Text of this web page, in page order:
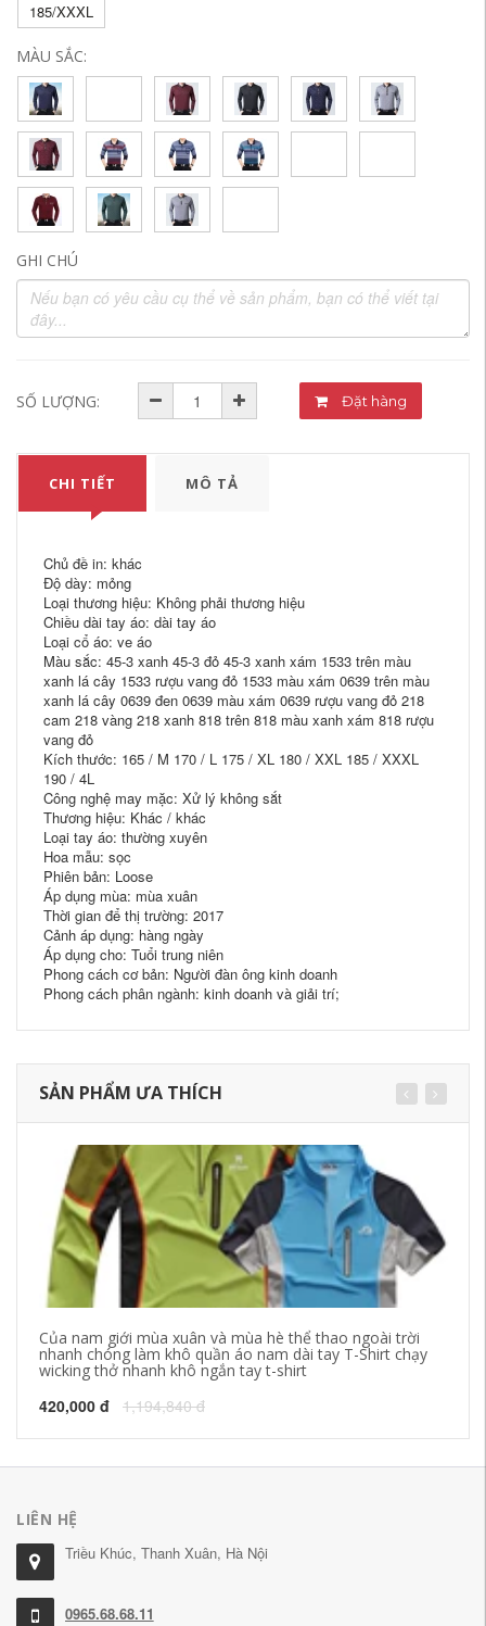
185/XXXL
MÀU SẮC:
GHI CHÚ
SỐ LƯỢNG: Đặt hàng
CHI TIẾT MÔ TẢ
Chủ đề in: khác
Độ dày: mỏng
Loại thương hiệu: Không phải thương hiệu
Chiều dài tay áo: dài tay áo
Loại cổ áo: ve áo
Màu sắc: 45-3 xanh 45-3 đỏ 45-3 xanh xám 1533 trên màu
xanh lá cây 1533 rượu vang đỏ 1533 màu xám 0639 trên màu
xanh lá cây 0639 đen 0639 màu xám 0639 rượu vang đỏ 218
cam 218 vàng 218 xanh 818 trên 818 màu xanh xám 818 rượu
vang đỏ
Kích thước: 165 / M 170 / L 175 / XL 180 / XXL 185 / XXXL
190 / 4L
Công nghệ may mặc: Xử lý không sắt
Thương hiệu: Khác / khác
Loại tay áo: thường xuyên
Hoa mẫu: sọc
Phiên bản: Loose
Áp dụng mùa: mùa xuân
Thời gian để thị trường: 2017
Cảnh áp dụng: hàng ngày
Áp dụng cho: Tuổi trung niên
Phong cách cơ bản: Người đàn ông kinh doanh
Phong cách phân ngành: kinh doanh và giải trí;
SẢN PHẨM ƯA THÍCH
Của nam giới mùa xuân và mùa hè thể thao ngoài trời
nhanh chóng làm khô quần áo nam dài tay T-Shirt chạy
wicking thở nhanh khô ngắn tay t-shirt
420,000 đ 1,194,840 đ
LIÊN HỆ
Triều Khúc, Thanh Xuân, Hà Nội
0965.68.68.11